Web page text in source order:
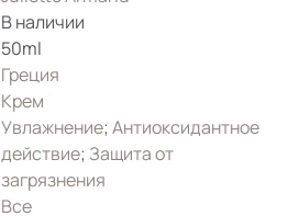
В наличии
50ml
Греция
Крем
Увлажнение;Антиоксидантное
действие; Защита от
загрязнения
Все